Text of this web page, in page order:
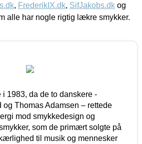
, FrederikIX.dk, SifJakobs.dk og
alle har nogle rigtig lækre smykker.
i 1983, da de to danskere -
og Thomas Adamsen – rettede
mod smykkedesign og
som de primært solgte på
til musik og mennesker